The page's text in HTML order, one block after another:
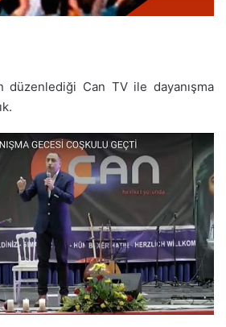
düzenlediği Can TV ile dayanışma